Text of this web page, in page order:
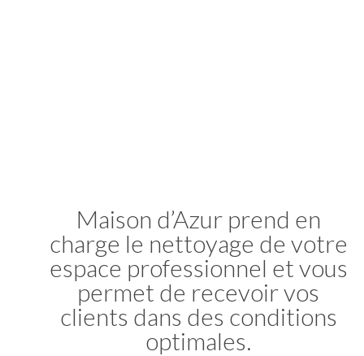
Maison d’Azur prend en
charge le nettoyage de votre
espace professionnel et vous
permet de recevoir vos
clients dans des conditions
optimales.